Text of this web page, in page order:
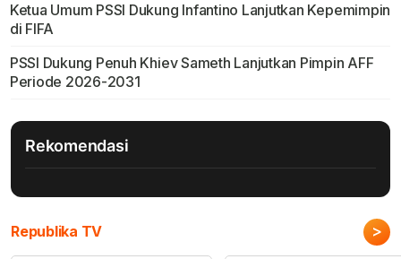
Ketua Umum PSSI Dukung Infantino Lanjutkan Kepemimpin
di FIFA
PSSI Dukung Penuh Khiev Sameth Lanjutkan Pimpin AFF
Periode 2026-2031
Rekomendasi
Republika TV >